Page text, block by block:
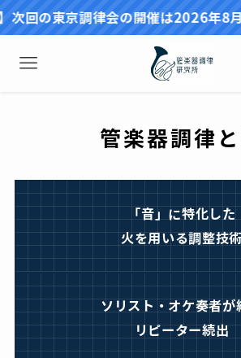
京調律会の開催は2026年8月19日(
管楽器調律
「音」に特化した
火を用いる調整技術
ソリスト・オケ奏者が
リピーター続出